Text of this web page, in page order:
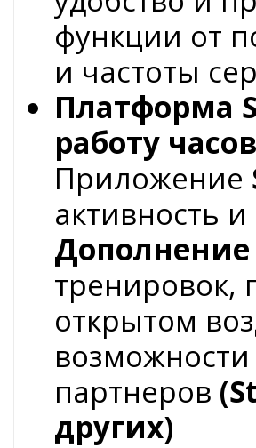
функции от
и частоты
Платформа
работу часов
Приложение
активность
Дополнение
тренировок,
открытом
партнеров
других)